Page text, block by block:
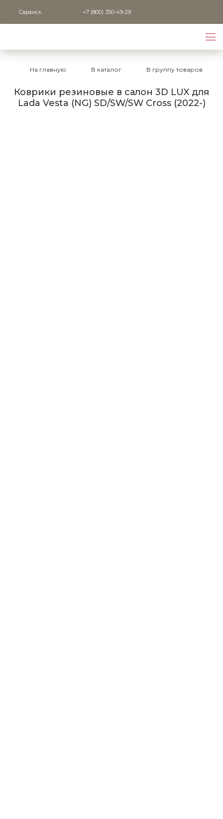
Саранск +7 (800) 350-49-29
На главную В каталог В группу товаров
Коврики резиновые в салон 3D LUX для
Lada Vesta (NG) SD/SW/SW Cross (2022-)